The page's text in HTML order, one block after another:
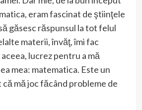
eram fascinat de ştiinţele
găsesc răspunsul la tot felul
materii, învăţ, îmi fac
lucrez pentru a mă
mea: matematica. Este un
că mă joc făcând probleme de